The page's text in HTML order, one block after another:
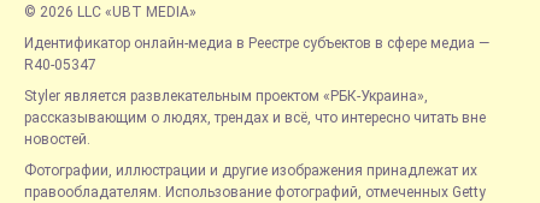
© 2026 LLC «UBT MEDIA»
Идентификатор онлайн-медиа в Реестре субъектов в сфере медиа —
R40-05347
Styler является развлекательным проектом «РБК-Украина»,
рассказывающим о людях, трендах и всё, что интересно читать вне
новостей.
Фотографии, иллюстрации и другие изображения принадлежат их
правообладателям. Использование фотографий, отмеченных Getty